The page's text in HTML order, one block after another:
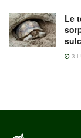
Le
3